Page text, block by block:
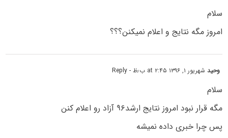
سلام
امروز مگه نتایج و اعلام نمیکنن؟؟؟
وحیدشهریور ۱, ۱۳۹۶ at ۲:۴۵ ب٫ظ - Reply
سلام
مگه قرار نبود امروز نتایج ارشد۹۶ آزاد رو اعلام کنن
پس چرا خبری داده نمیشه